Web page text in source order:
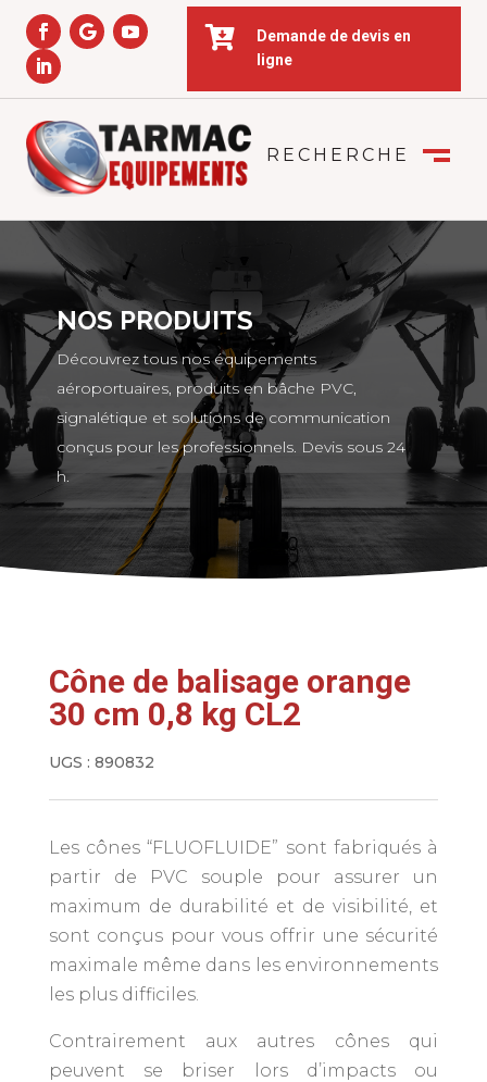

Demande de devis en
ligne
RECHERCHE
NOS PRODUITS
Découvrez tous nos équipements
aéroportuaires, produits en bâche PVC,
signalétique et solutions de communication
conçus pour les professionnels. Devis sous 24
h.
Cône de balisage orange
30 cm 0,8 kg CL2
UGS : 890832
Les cônes “FLUOFLUIDE” sont fabriqués à
partir de PVC souple pour assurer un
maximum de durabilité et de visibilité, et
sont conçus pour vous offrir une sécurité
maximale même dans les environnements
les plus difficiles.
Contrairement aux autres cônes qui
peuvent se briser lors d’impacts ou